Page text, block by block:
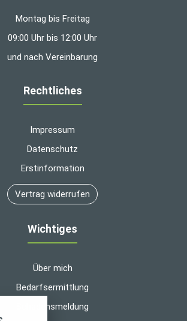
Montag bis Freitag
09:00 Uhr bis 12:00 Uhr
und nach Vereinbarung
Rechtliches
Impressum
Datenschutz
Erstinformation
Vertrag widerrufen
Wichtiges
Über mich
Bedarfsermittlung
Schadensmeldung